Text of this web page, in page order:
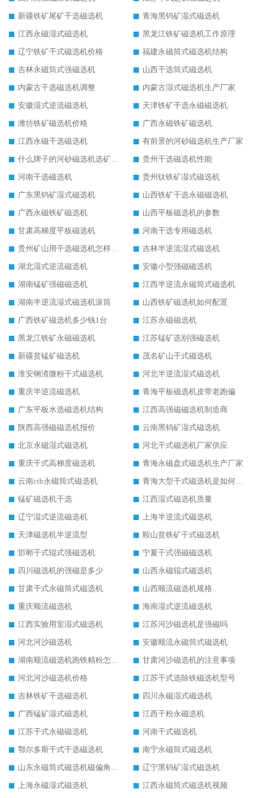
新疆铁矿尾矿干选磁选机
青海黑钨矿湿式磁选机
江西永磁湿式磁选机
黑龙江铁矿磁选机工作原理
辽宁铁矿干式磁选机价格
福建永磁筒式磁选机结构
吉林永磁筒式强磁选机
山西干选筒式磁选机
内蒙古干选磁选机调整
内蒙古湿式磁选机生产厂家
安徽湿式逆流磁选机
天津铁矿干选永磁磁选机
潍坊铁矿磁选机价格
广西永磁铁矿磁选机
江西永磁干选磁选机
有前景的河砂磁选机生产厂家
什么牌子的河砂磁选机选矿效果好
贵州干选磁选机性能
河南干选磁选机
贵州钛铁矿湿式磁选机
广东黑钨矿湿式磁选机
山西铁矿干选永磁磁选机
广西永磁铁矿磁选机
山西平板磁选机的参数
甘肃高梯度平板磁选机
河南干选专用磁选机
贵州矿山用干选磁选机怎样调磁
吉林半逆流湿式磁选机
湖北湿式逆流磁选机
安徽小型强磁磁选机
湖南锰矿强磁磁选机
江西半逆流永磁筒式磁选机
湖南半逆流湿式磁选机滚筒
山西铁矿磁选机如何配置
广西铁矿磁选机多少钱1台
江苏永磁磁选机
黑龙江铁矿永磁磁选机
江苏锰矿选别强磁选机
新疆贫锰矿磁选机
茂名矿山干式磁选机
淮安钢渣微粉干式磁选机
河北半逆流湿式磁选机
重庆半逆流磁选机
青海平板磁选机皮带老跑偏
广东平板水选磁选机结构
江西高强磁磁选机制造商
陕西高强磁磁选机报价
云南黑钨矿湿式磁选机
北京永磁湿式磁选机
河北干式磁选机厂家供应
重庆干式高梯度磁选机
青海永磁盘式磁选机生产厂家
云南ctb永磁筒式磁选机
青海大型干式磁选机是如何选矿的
锰矿磁选机干选
江西湿式磁选机质量
辽宁湿式逆流磁选机
上海半逆流式磁选机
天津磁选机半逆流型
鞍山贫铁矿干式磁选机
邯郸干式辊式强磁选机
宁夏干式强磁磁选机
四川磁选机的强磁是多少
山西永磁辊式磁选机
甘肃干式永磁筒式磁选机
山西顺流磁选机规格
重庆顺流磁选机
海南湿式逆流磁选机
江西实验用室湿式磁选机
江苏河沙磁选机是强磁吗
河北河沙磁选机
安徽顺流永磁筒式磁选机
湖南顺流磁选机跑铁精粉怎么处理
甘肃河沙磁选机的注意事项
河北河沙磁选机价格
江苏干式选除铁磁选机型号
吉林铁矿干选磁选机
四川永磁湿式磁选机
广西锰矿湿式磁选机
江西干粉永磁选机
江苏干式永磁磁选机
河南干式磁选机
鄂尔多斯干式干选磁选机
南宁永磁筒式磁选机
山东永磁筒式磁选机磁偏角怎么调整
辽宁黑钨矿湿式磁选机
上海永磁湿式磁选机
江西永磁筒式磁选机视频